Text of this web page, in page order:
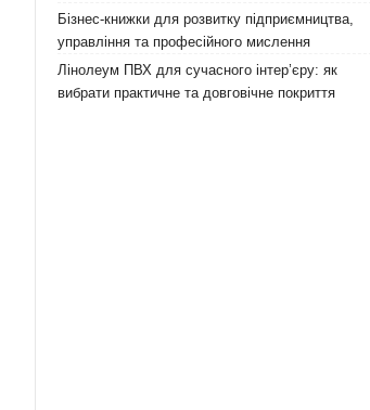
Бізнес-книжки для розвитку підприємництва,
управління та професійного мислення
Лінолеум ПВХ для сучасного інтер’єру: як
вибрати практичне та довговічне покриття